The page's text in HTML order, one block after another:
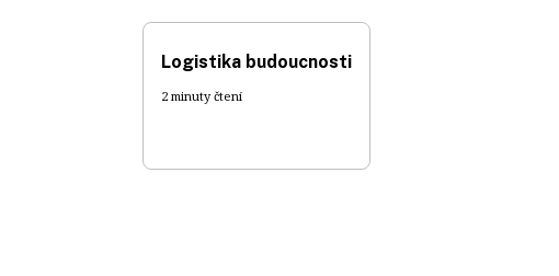
Logistika budoucnosti
2 minuty čtení